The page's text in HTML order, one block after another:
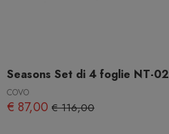
Seasons Set di 4 foglie NT-02
COVO
€ 87,00 € 116,00